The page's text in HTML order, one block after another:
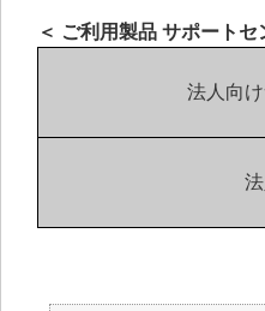
＜ ご利用製品 サポートセ
法人向